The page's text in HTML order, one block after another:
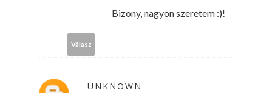
Bizony, nagyon szeretem :)!
Válasz
UNKNOWN